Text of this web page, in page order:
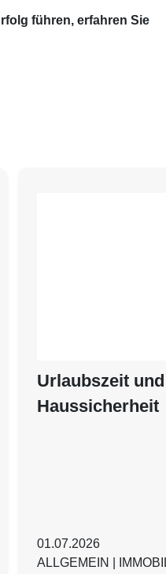
führen, erfahren Sie
Urlaubszeit und
Haussicherheit
01.07.2026
ALLGEMEIN